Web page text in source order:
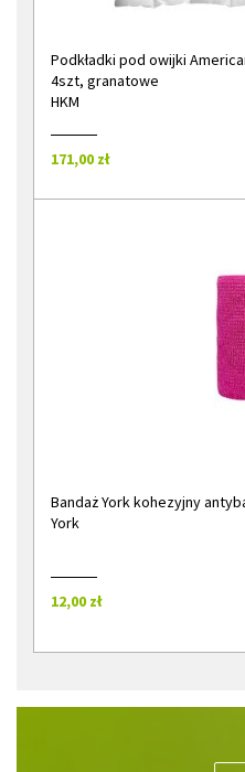
Podkładki pod owijki
4szt, granatowe
HKM
171,00 zł
Bandaż York kohezyjny
York
12,00 zł